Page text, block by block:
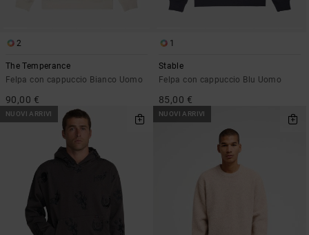
2
The Temperance
Felpa con cappuccio Bianco Uomo
90,00 €
1
Stable
Felpa con cappuccio Blu Uomo
85,00 €
NUOVI ARRIVI NUOVI ARRIVI